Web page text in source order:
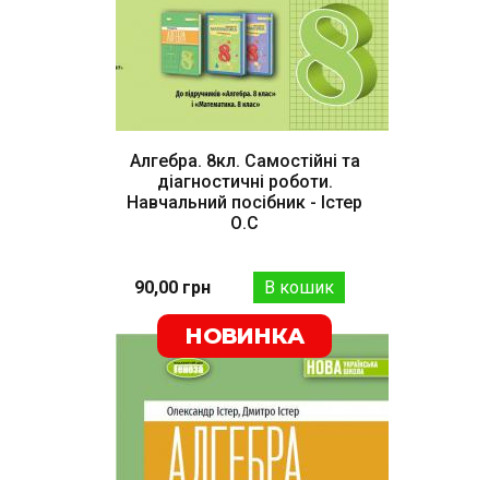
Алгебра. 8кл. Самостійні та
діагностичні роботи.
Навчальний посібник - Істер
О.С
90,00 грн
НОВИНКА